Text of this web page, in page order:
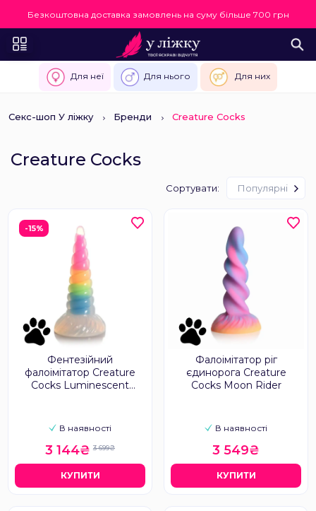
Безкоштовна доставка замовлень на суму більше 700 грн
Для неї Для нього Для них
Секс-шоп У ліжку Бренди Creature Cocks
Creature Cocks
Сортувати: Популярні
-15%
Фентезійний
фалоімітатор Creature
Cocks Luminescent
В наявності
3 144₴ 3 699₴
КУПИТИ
Фалоімітатор ріг
єдинорога Creature
Cocks Moon Rider
В наявності
3 549₴
КУПИТИ